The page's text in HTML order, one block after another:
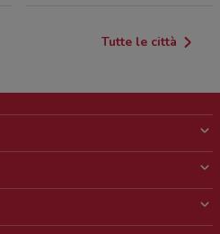
Tutte le città